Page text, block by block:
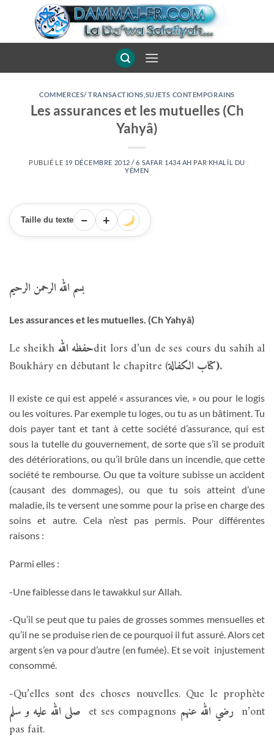
COMMERCES/ TRANSACTIONS SUJETS CONTEMPORAINS
Les assurances et les mutuelles (Ch
Yahyâ)
PUBLIÉ LE 19 DÉCEMBRE 2012 / 6 SAFAR 1434 AH PAR KHALÎL DU
YÉMEN
Taille du texte − +
بسم الله الرحمن الرحيم
Les assurances et les mutuelles. (Ch Yahyâ)
Le sheikhحفظه اللهdit lors d’un de ses cours du sahîh al
Boukhâry en débutant le chapitre (كتاب الكفالة).
Il existe ce qui est appelé « assurances vie, » ou pour le logis
ou les voitures. Par exemple tu loges, ou tu as un bâtiment. Tu
dois payer tant et tant à cette société d’assurance, qui est
sous la tutelle du gouvernement, de sorte que s’il se produit
des détériorations, ou qu’il brûle dans un incendie, que cette
société te rembourse. Ou que ta voiture subisse un accident
(causant des dommages), ou que tu sois atteint d’une
maladie, ils te versent une somme pour la prise en charge des
soins et autre. Cela n’est pas permis. Pour différentes
raisons :
Parmi elles :
-Une faiblesse dans le tawakkul sur Allah.
-Qu’il se peut que tu paies de grosses sommes mensuelles et
qu’il ne se produise rien de ce pourquoi il fut assuré. Alors cet
argent s’en va pour d’autre (en fumée). Et se voit injustement
consommé.
-Qu’elles sont des choses nouvelles. Que le prophète
صلى الله عليه و سلم et ses compagnons رضي الله عنهمn’ont
pas fait.